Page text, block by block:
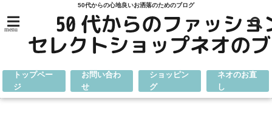
50代からの心地良いお洒落のためのブログ
menu
トップペー
ジ
お問い合わ
せ
ショッピン
グ
ネオのお直
し